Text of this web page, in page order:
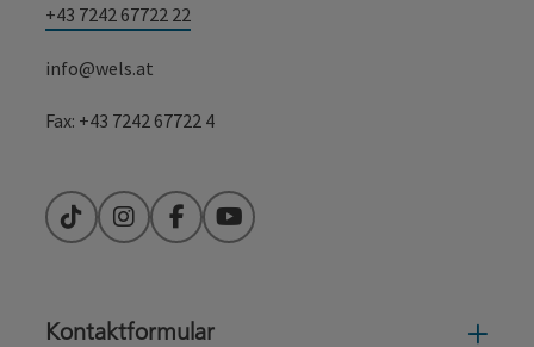
+43 7242 67722 22
info@wels.at
Fax: +43 7242 67722 4
TikTokInstagramFacebookYouTube
Kontaktformular